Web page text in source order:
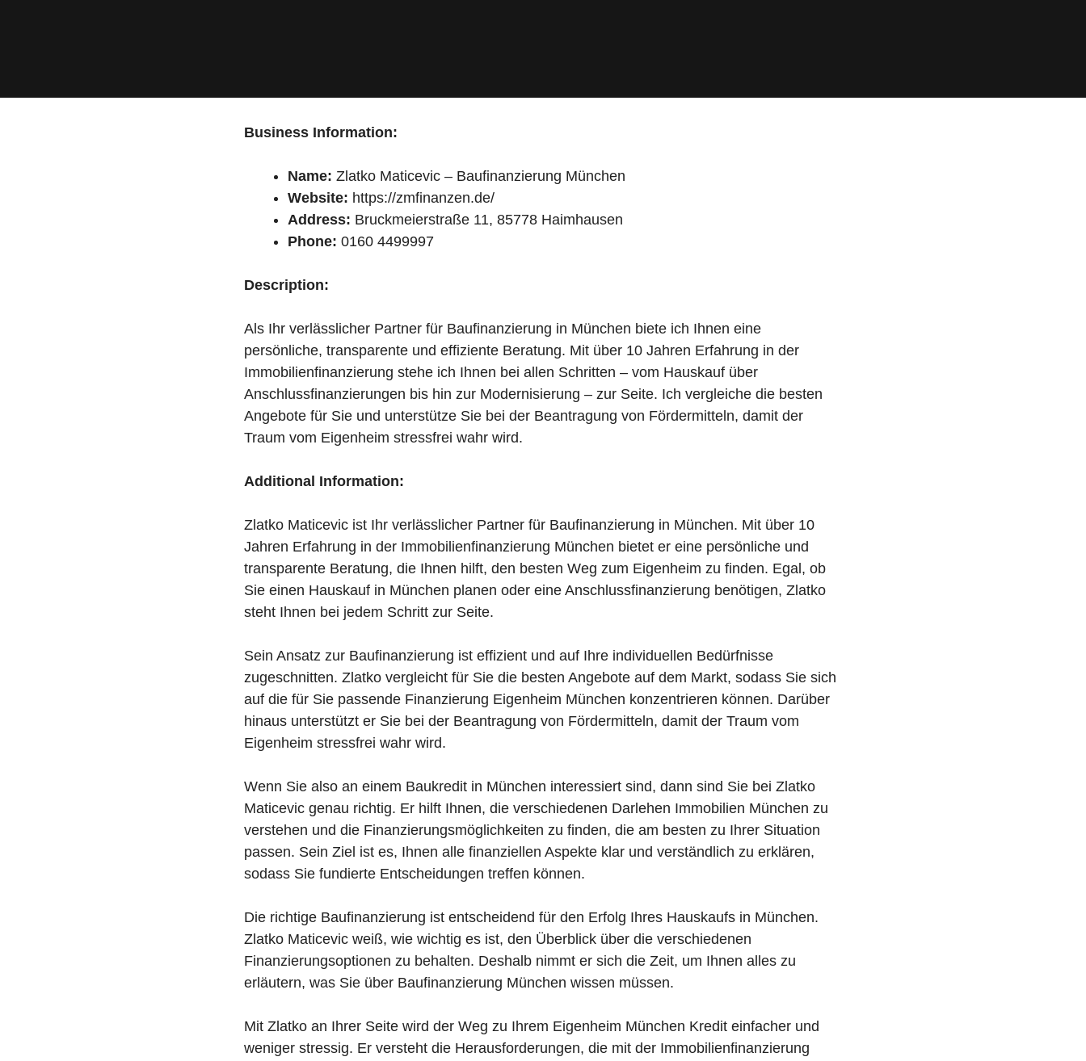
Business Information:
Name: Zlatko Maticevic – Baufinanzierung München
Website: https://zmfinanzen.de/
Address: Bruckmeierstraße 11, 85778 Haimhausen
Phone: 0160 4499997
Description:
Als Ihr verlässlicher Partner für Baufinanzierung in München biete ich Ihnen eine
persönliche, transparente und effiziente Beratung. Mit über 10 Jahren Erfahrung in der
Immobilienfinanzierung stehe ich Ihnen bei allen Schritten – vom Hauskauf über
Anschlussfinanzierungen bis hin zur Modernisierung – zur Seite. Ich vergleiche die besten
Angebote für Sie und unterstütze Sie bei der Beantragung von Fördermitteln, damit der
Traum vom Eigenheim stressfrei wahr wird.
Additional Information:
Zlatko Maticevic ist Ihr verlässlicher Partner für Baufinanzierung in München. Mit über 10
Jahren Erfahrung in der Immobilienfinanzierung München bietet er eine persönliche und
transparente Beratung, die Ihnen hilft, den besten Weg zum Eigenheim zu finden. Egal, ob
Sie einen Hauskauf in München planen oder eine Anschlussfinanzierung benötigen, Zlatko
steht Ihnen bei jedem Schritt zur Seite.
Sein Ansatz zur Baufinanzierung ist effizient und auf Ihre individuellen Bedürfnisse
zugeschnitten. Zlatko vergleicht für Sie die besten Angebote auf dem Markt, sodass Sie sich
auf die für Sie passende Finanzierung Eigenheim München konzentrieren können. Darüber
hinaus unterstützt er Sie bei der Beantragung von Fördermitteln, damit der Traum vom
Eigenheim stressfrei wahr wird.
Wenn Sie also an einem Baukredit in München interessiert sind, dann sind Sie bei Zlatko
Maticevic genau richtig. Er hilft Ihnen, die verschiedenen Darlehen Immobilien München zu
verstehen und die Finanzierungsmöglichkeiten zu finden, die am besten zu Ihrer Situation
passen. Sein Ziel ist es, Ihnen alle finanziellen Aspekte klar und verständlich zu erklären,
sodass Sie fundierte Entscheidungen treffen können.
Die richtige Baufinanzierung ist entscheidend für den Erfolg Ihres Hauskaufs in München.
Zlatko Maticevic weiß, wie wichtig es ist, den Überblick über die verschiedenen
Finanzierungsoptionen zu behalten. Deshalb nimmt er sich die Zeit, um Ihnen alles zu
erläutern, was Sie über Baufinanzierung München wissen müssen.
Mit Zlatko an Ihrer Seite wird der Weg zu Ihrem Eigenheim München Kredit einfacher und
weniger stressig. Er versteht die Herausforderungen, die mit der Immobilienfinanzierung